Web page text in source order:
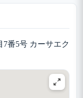
番5号 カーサエク